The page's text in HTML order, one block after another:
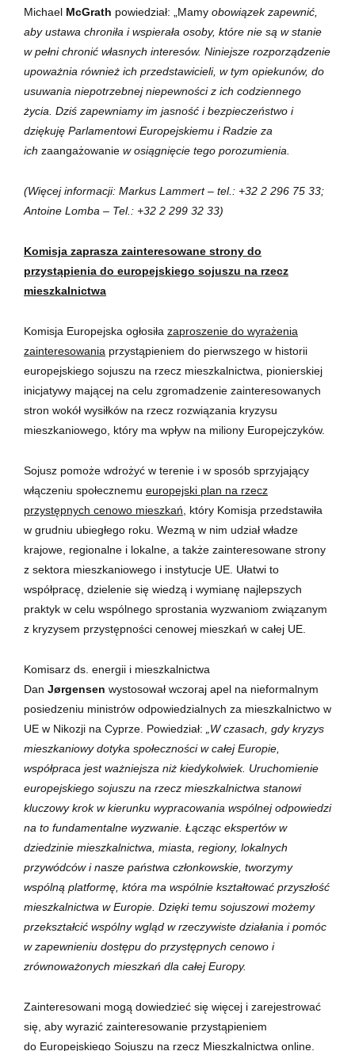
Michael McGrath powiedział: „Mamy obowiązek zapewnić,
aby ustawa chroniła i wspierała osoby, które nie są w stanie
w pełni chronić własnych interesów. Niniejsze rozporządzenie
upoważnia również ich przedstawicieli, w tym opiekunów, do
usuwania niepotrzebnej niepewności z ich codziennego
życia. Dziś zapewniamy im jasność i bezpieczeństwo i
dziękuję Parlamentowi Europejskiemu i Radzie za
ich zaangażowanie w osiągnięcie tego porozumienia.
(Więcej informacji: Markus Lammert – tel.: +32 2 296 75 33;
Antoine Lomba – Tel.: +32 2 299 32 33)
Komisja zaprasza zainteresowane strony do
przystąpienia do europejskiego sojuszu na rzecz
mieszkalnictwa
Komisja Europejska ogłosiła zaproszenie do wyrażenia
zainteresowania przystąpieniem do pierwszego w historii
europejskiego sojuszu na rzecz mieszkalnictwa, pionierskiej
inicjatywy mającej na celu zgromadzenie zainteresowanych
stron wokół wysiłków na rzecz rozwiązania kryzysu
mieszkaniowego, który ma wpływ na miliony Europejczyków.
Sojusz pomoże wdrożyć w terenie i w sposób sprzyjający
włączeniu społecznemu europejski plan na rzecz
przystępnych cenowo mieszkań,
który Komisja przedstawiła
w grudniu ubiegłego roku. Wezmą w nim udział władze
krajowe, regionalne i lokalne, a także zainteresowane strony
z sektora mieszkaniowego i instytucje UE. Ułatwi to
współpracę, dzielenie się wiedzą i wymianę najlepszych
praktyk w celu wspólnego sprostania wyzwaniom związanym
z kryzysem przystępności cenowej mieszkań w całej UE.
Komisarz ds. energii i mieszkalnictwa
Dan Jørgensen wystosował wczoraj apel na nieformalnym
posiedzeniu ministrów odpowiedzialnych za mieszkalnictwo w
UE w Nikozji na Cyprze. Powiedział:
„W czasach, gdy kryzys
mieszkaniowy dotyka społeczności w całej Europie,
współpraca jest ważniejsza niż kiedykolwiek. Uruchomienie
europejskiego sojuszu na rzecz mieszkalnictwa stanowi
kluczowy krok w kierunku wypracowania wspólnej odpowiedzi
na to fundamentalne wyzwanie. Łącząc ekspertów w
dziedzinie mieszkalnictwa, miasta, regiony, lokalnych
przywódców i nasze państwa członkowskie, tworzymy
wspólną platformę, która ma wspólnie kształtować przyszłość
mieszkalnictwa w Europie. Dzięki temu sojuszowi możemy
przekształcić wspólny wgląd w rzeczywiste działania i pomóc
w zapewnieniu dostępu do przystępnych cenowo i
zrównoważonych mieszkań dla całej Europy.
Zainteresowani mogą dowiedzieć się więcej i zarejestrować
się, aby wyrazić zainteresowanie przystąpieniem
do Europejskiego Sojuszu na rzecz Mieszkalnictwa online.